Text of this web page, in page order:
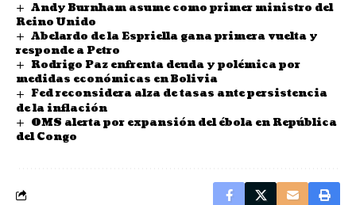
Andy Burnham asume como primer ministro del
Reino Unido
Abelardo de la Espriella gana primera vuelta y
responde a Petro
Rodrigo Paz enfrenta deuda y polémica por
medidas económicas en Bolivia
Fed reconsidera alza de tasas ante persistencia
de la inflación
OMS alerta por expansión del ébola en República
del Congo